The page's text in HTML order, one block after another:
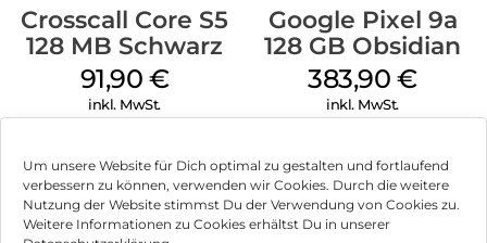
Um unsere Website für Dich optimal zu gestalten und fortlaufend
verbessern zu können, verwenden wir Cookies. Durch die weitere
Nutzung der Website stimmst Du der Verwendung von Cookies zu.
Weitere Informationen zu Cookies erhältst Du in unserer
Crosscall Core S5
128 MB Schwarz
91,90 €
inkl. MwSt.
Google Pixel 9a
128 GB Obsidian
383,90€
inkl. MwSt.
Impressum